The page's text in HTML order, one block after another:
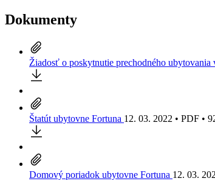
Dokumenty
Žiadosť o poskytnutie prechodného ubytovania
Štatút ubytovne Fortuna 12. 03. 2022 • PDF •
Domový poriadok ubytovne Fortuna 12. 03.